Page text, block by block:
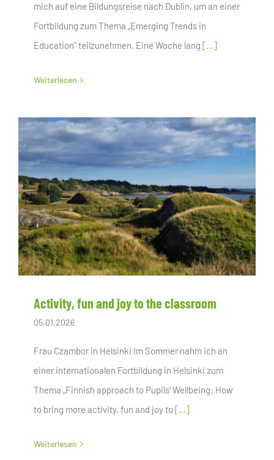
mich auf eine Bildungsreise nach Dublin, um an einer
Fortbildung zum Thema „Emerging Trends in
Education“ teilzunehmen. Eine Woche lang [...]
Weiterlesen
Activity, fun and joy to the classroom
05.01.2026
Frau Czambor in Helsinki Im Sommer nahm ich an
einer internationalen Fortbildung in Helsinki zum
Thema „Finnish approach to Pupils’ Wellbeing: How
to bring more activity, fun and joy to[...]
Weiterlesen